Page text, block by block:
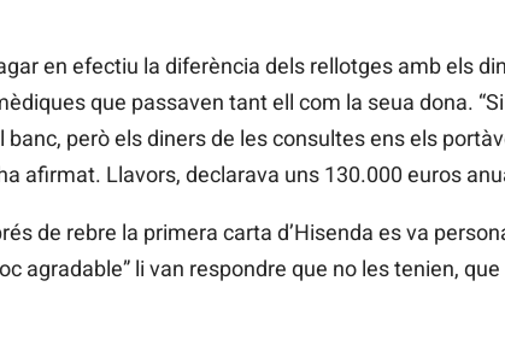
en efectiu la diferència dels rellotges amb els
que passaven tant ell com la seua dona.
banc, però els diners de les consultes ens els
afirmat. Llavors, declarava uns 130.000 euros
de rebre la primera carta d’Hisenda es va
agradable” li van respondre que no les tenien,